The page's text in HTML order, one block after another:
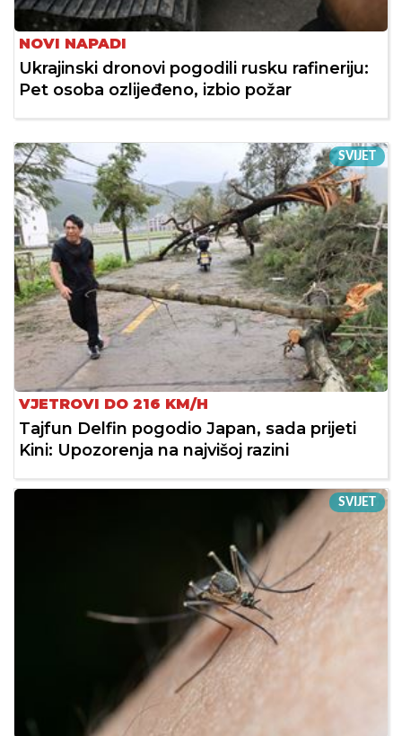
NOVI NAPADI
Ukrajinski dronovi pogodili rusku rafineriju:
Pet osoba ozlijeđeno, izbio požar
SVIJET
VJETROVI DO 216 KM/H
Tajfun Delfin pogodio Japan, sada prijeti
Kini: Upozorenja na najvišoj razini
SVIJET